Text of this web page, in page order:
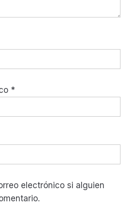
*
electrónico si alguien